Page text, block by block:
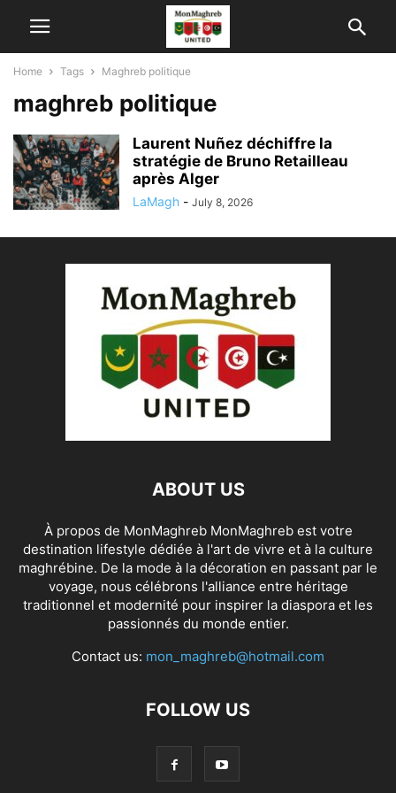
Home Tags Maghreb politique
maghreb politique
Laurent Nuñez déchiffre la
stratégie de Bruno Retailleau
après Alger
LaMagh - July 8, 2026
ABOUT US
À propos de MonMaghreb MonMaghreb est votre
destination lifestyle dédiée à l'art de vivre et à la culture
maghrébine. De la mode à la décoration en passant par le
voyage, nous célébrons l'alliance entre héritage
traditionnel et modernité pour inspirer la diaspora et les
passionnés du monde entier.
Contact us: mon_maghreb@hotmail.com
FOLLOW US